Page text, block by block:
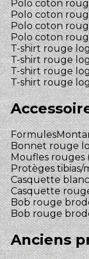
Polo coton
Polo coton
Polo coton
Polo coton
T-shirt rouge
T-shirt rouge
T-shirt rouge
T-shirt rouge
Formules
Bonnet rouge
Moufles rouges
Protèges tibias/
Casquette
Casquette
Bob rouge
Bob rouge
Anciens